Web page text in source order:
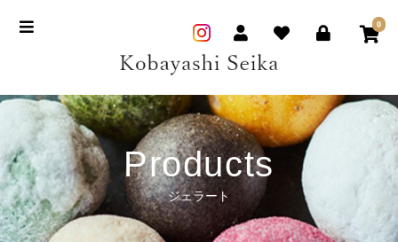
0
Products
ジェラート